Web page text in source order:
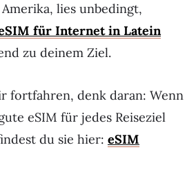
lies unbedingt,
für Internet in Latein
zu deinem Ziel.
fortfahren, denk daran: Wenn
eSIM für jedes Reiseziel
du sie hier: eSIM